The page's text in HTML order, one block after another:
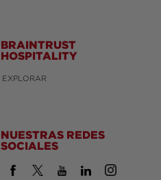
BRAINTRUST
HOSPITALITY
EXPLORAR
NUESTRAS REDES
SOCIALES